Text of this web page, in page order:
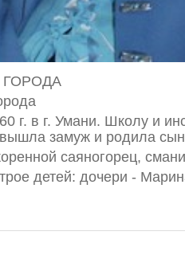
г. в г. Умани. Школу и
замуж и родила
саяногорец,
детей: дочери -